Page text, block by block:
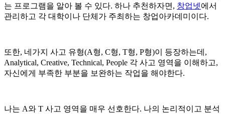
는 프로그램을 알아 볼 수 있다. 하나 추천하자면, 창업넷에서
관리하고 각 대학이나 단체가 주최하는 창업아카데미이다.
또한, 네가지 사고 유형(A형, C형, T형, P형)이 등장하는데,
Analytical, Creative, Technical, People 각 사고 영역을 이해하고,
자신에게 부족한 부분을 보완하는 작업을 해야한다.
나는 A와 T 사고 영역을 매우 선호한다. 나의 논리적이고 분석